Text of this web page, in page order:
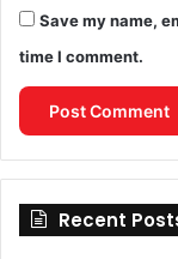
Save my name,
time I comment.
Recent